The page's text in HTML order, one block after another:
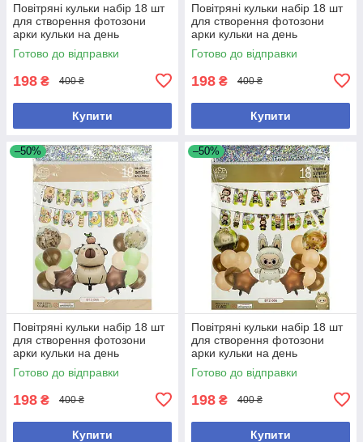
Повітряні кульки набір 18 шт
для створення фотозони
арки кульки на день
народження або будь-яке
інше свято (№70)
Готово до відправки
198 ₴ 400 ₴
Купити
Повітряні кульки набір 18 шт
для створення фотозони
арки кульки на день
народження або будь-яке
інше свято (№71)
Готово до відправки
198 ₴ 400 ₴
Купити
–50%
Повітряні кульки набір 18 шт
для створення фотозони
арки кульки на день
народження або будь-яке
інше свято (№72)
Готово до відправки
198 ₴ 400 ₴
Купити
–50%
Повітряні кульки набір 18 шт
для створення фотозони
арки кульки на день
народження або будь-яке
інше свято (№74)
Готово до відправки
198 ₴ 400 ₴
Купити